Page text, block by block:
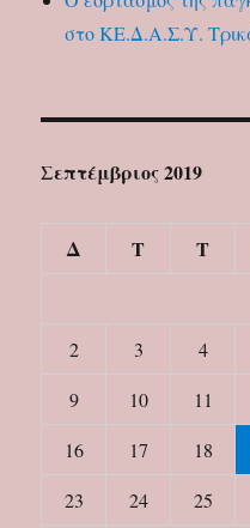
στο ΚΕ.Δ.Α.Σ.Υ.
Σεπτέμβριος 2019
Δ Τ Τ
2 3 4
9
10 11
16
17 18
23
24 25